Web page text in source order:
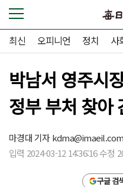
최신 오피니언 정치 사
박남서 영주시
정부 부처 찾아
마경대 기자kdma@imaeil.com
입력 2024-03-12 14:36:16 수정
구글 검